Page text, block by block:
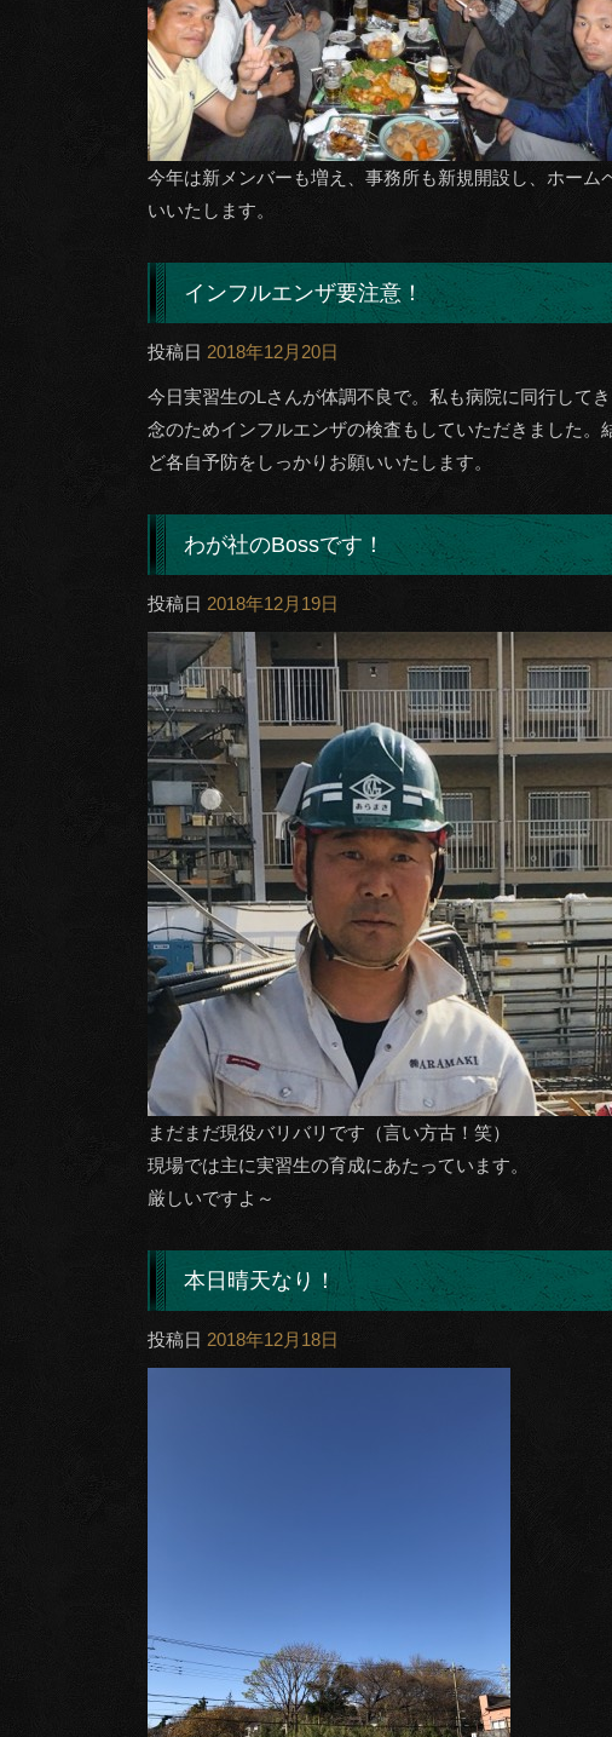
今年は新メンバーも増え、事務所も新規開設し、ホー
いいたします。
インフルエンザ要注意！
投稿日 2018年12月20日
今日実習生のLさんが体調不良で。私も病院に同行して
念のためインフルエンザの検査もしていただきました
ど各自予防をしっかりお願いいたします。
わが社のBossです！
投稿日 2018年12月19日
まだまだ現役バリバリです（言い方古！笑）
現場では主に実習生の育成にあたっています。
厳しいですよ～
本日晴天なり！
投稿日 2018年12月18日